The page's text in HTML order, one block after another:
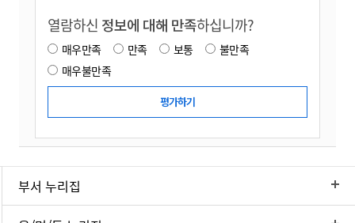
열람하신 정보에 대해 만족하십니까?
매우만족 만족 보통
불만족
매우불만족
부서 누리집